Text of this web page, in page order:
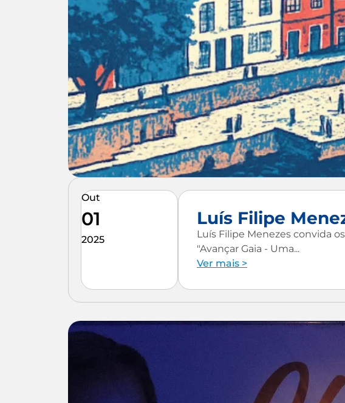
Out
01
2025
Luís Filipe
Luís Filipe Menezes convida
"Avançar Gaia - Uma...
Ver mais >